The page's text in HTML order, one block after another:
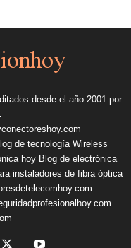
desde el año 2001 por
de tecnología Wireless
hoy Blog de electrónica
instaladores de fibra óptica